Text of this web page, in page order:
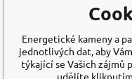
Energetické kameny a
jednotlivých dat, aby
týkající se Vašich zájmů
udělíte kliknutím